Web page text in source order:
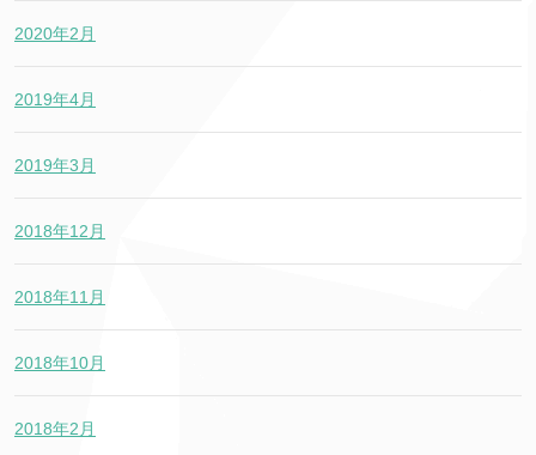
2020年2月
2019年4月
2019年3月
2018年12月
2018年11月
2018年10月
2018年2月